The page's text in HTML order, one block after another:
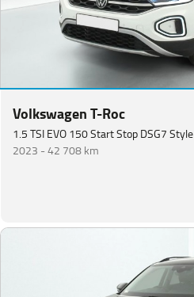
Volkswagen T-Roc
1.5 TSI EVO 150 Start Stop DSG7 Style
2023 -42 708 km